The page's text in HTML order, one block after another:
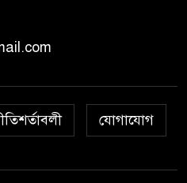
চট্টগ্রামের এক অসহায় ও
ব্যবস্থা: তথ্য উপদেষ্টা
যোগাযোগ